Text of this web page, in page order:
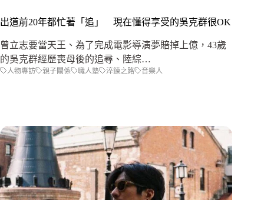
出道前20年都忙著「追」 現在懂得享受的吳克群很OK
曾立志要當天王、為了完成電影導演夢賠掉上億，43歲
的吳克群經歷喪母後的追尋、陸綜…
人物專訪 親子關係 職人塾 淬鍊之路 音樂人